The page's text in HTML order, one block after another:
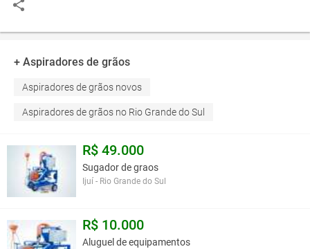
+ Aspiradores de grãos
Aspiradores de grãos novos
Aspiradores de grãos no Rio Grande do Sul
R$ 49.000
Sugador de graos
Ijuí - Rio Grande do Sul
R$ 10.000
Aluguel de equipamentos